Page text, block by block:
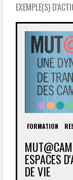
EXEMPLE(S)
FORMATION
ESPACES
DE VIE